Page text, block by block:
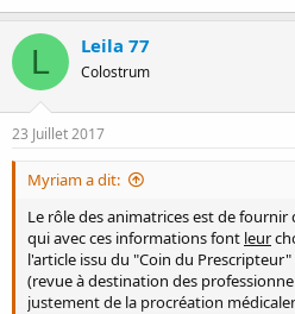
L Leila 77
Colostrum
23 Juillet 2017
Myriam a dit:
Le rôle des animatrices est de
qui avec ces informations font leur
l'article issu du "Coin du
(revue à destination des
justement de la procréation